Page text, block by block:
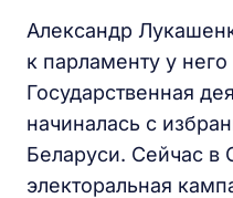
Александр
к парламенту у
Государственная
начиналась с
Беларуси. Сейчас в
электоральная